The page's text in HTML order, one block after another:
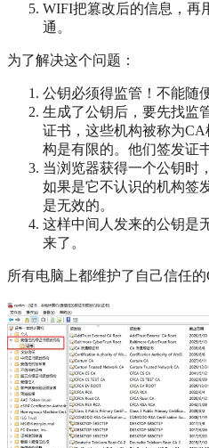
WIFI把篡改后的信息，再
通。
为了解决这个问题：
公钥必须得监管！不能随
生成了公钥后，要先找监
证书，这些机构被称为
构是有限的。他们签发证
当浏览器获得一个公钥时
如果是它不认识的机构签
是无效的。
这样中间人发来的公钥是
来了。
所有电脑上都维护了自己信任的